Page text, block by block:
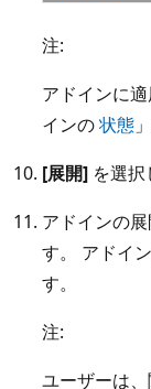
注:
アドインに
インの状態
[展開] を選択
アドインの
す。 アドイ
す。
注:
ユーザーは